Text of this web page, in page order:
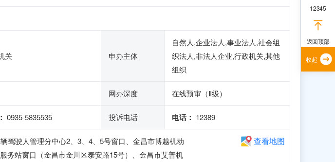
关 申办主体
自然人,企业法人,事业法人,社会组
织法人,非法人企业,行政机关,其他
组织
网办深度 在线预审（Ⅱ级）
0935-5835535 投诉电话 电话： 12389
驾驶人管理分中心2、3、4、5号窗口、金昌市博越机动
务站窗口（金昌市金川区泰安路15号）、金昌市艾普机
查看地图
12345
返回顶部
收起